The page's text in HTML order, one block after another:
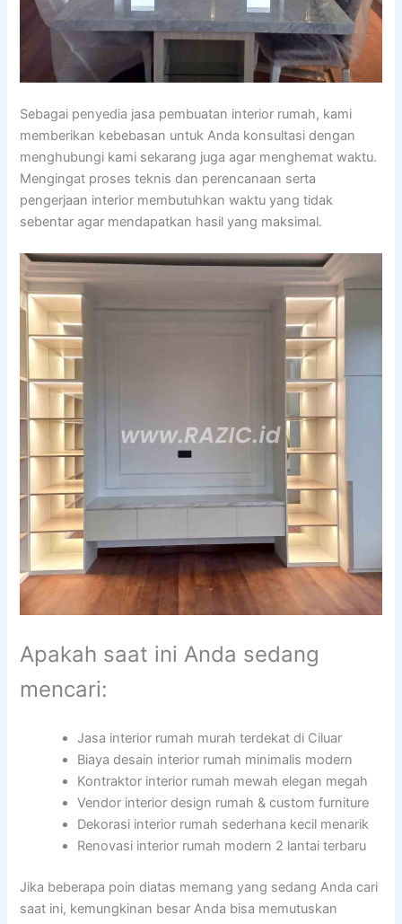
Sebagai penyedia jasa pembuatan interior rumah, kami
memberikan kebebasan untuk Anda konsultasi dengan
menghubungi kami sekarang juga agar menghemat waktu.
Mengingat proses teknis dan perencanaan serta
pengerjaan interior membutuhkan waktu yang tidak
sebentar agar mendapatkan hasil yang maksimal.
Apakah saat ini Anda sedang
mencari:
Jasa interior rumah murah terdekat di Ciluar
Biaya desain interior rumah minimalis modern
Kontraktor interior rumah mewah elegan megah
Vendor interior design rumah & custom furniture
Dekorasi interior rumah sederhana kecil menarik
Renovasi interior rumah modern 2 lantai terbaru
Jika beberapa poin diatas memang yang sedang Anda cari
saat ini, kemungkinan besar Anda bisa memutuskan